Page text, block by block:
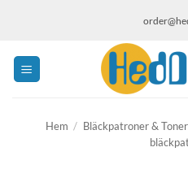
Hem / Bläckpatroner &